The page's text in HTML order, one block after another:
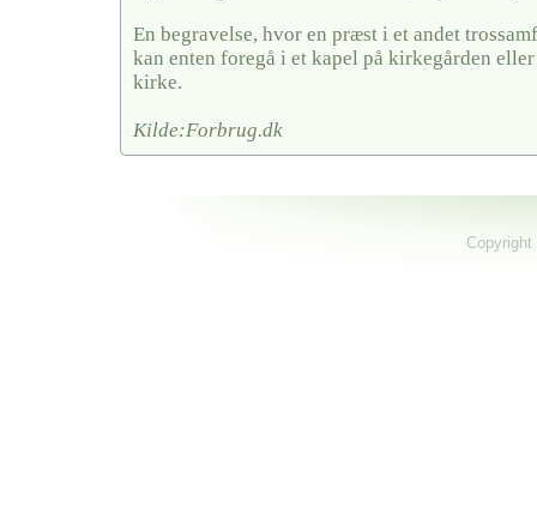
En begravelse, hvor en præst i et andet
kan enten foregå i et kapel på kirkegården
kirke.
Kilde:Forbrug.dk